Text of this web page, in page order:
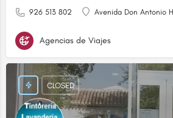
926 513 802 Avenida Don Antonio
Agencias de Viajes
CLOSED